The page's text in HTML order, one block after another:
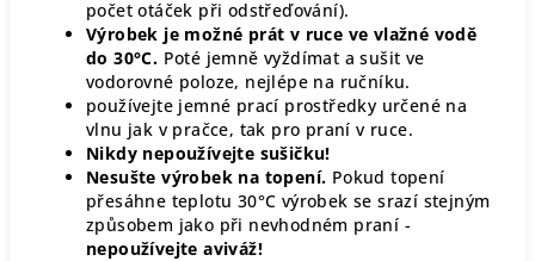
počet otáček při odstřeďování).
Výrobek je možné prát v ruce ve vlažné vodě
do 30°C. Poté jemně vyždímat a sušit ve
vodorovné poloze, nejlépe na ručníku.
používejte jemné prací prostředky určené na
vlnu jak v pračce, tak pro praní v ruce.
Nikdy nepoužívejte sušičku!
Nesušte výrobek na topení. Pokud topení
přesáhne teplotu 30°C výrobek se srazí stejným
způsobem jako při nevhodném praní -
nepoužívejte aviváž!